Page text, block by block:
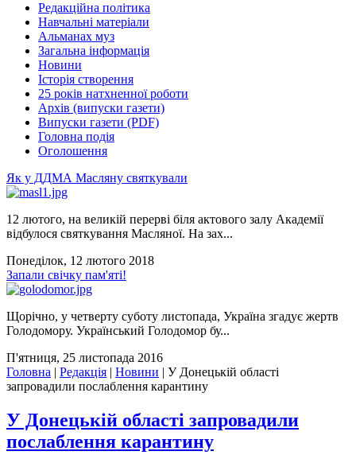
Редакційна політика
Навчальні матеріали
Альманах муз
Загальна інформація
Новини
Історія створення
25 років натхненної роботи
Архів (випуски газети)
Випуски газети (PDF)
Головна подія
Оголошення
Як у ДДМА Масляну святкували
12 лютого, на великій перерві біля актового залу Академії
відбулося святкування Масляної. На зах...
Понеділок, 12 лютого 2018
Запали свічку пам'яті!
Щорічно, у четверту суботу листопада, Україна згадує жертв
Голодомору. Український Голодомор бу...
П'ятниця, 25 листопада 2016
Головна | Редакція | Новини | У Донецькій області
запровадили послаблення карантину
У Донецькій області запровадили
послаблення карантину